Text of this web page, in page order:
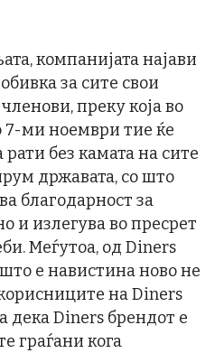
компанијата најави
за сите свои
преку која во
7-ми ноември тие ќе
без камата на сите
државата, со што
благодарност за
и излегува во пресрет
Меѓутоа, од Diners
е навистина ново не
на Diners
дека Diners брендот е
граѓани кога